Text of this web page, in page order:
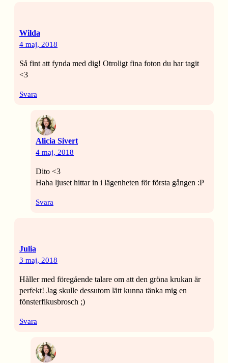
Wilda
4 maj, 2018
Så fint att fynda med dig! Otroligt fina foton du har tagit
<3
Svara
Alicia Sivert
4 maj, 2018
Dito <3
Haha ljuset hittar in i lägenheten för första gången :P
Svara
Julia
3 maj, 2018
Håller med föregående talare om att den gröna krukan är
perfekt! Jag skulle dessutom lätt kunna tänka mig en
fönsterfikusbrosch ;)
Svara